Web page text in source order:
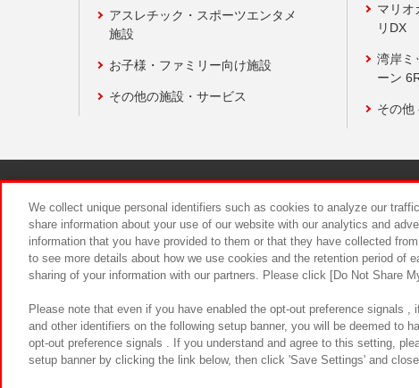
アスレチック・スポーツエンタメ
施設
お子様・ファミリー向け施設
その他の施設・サービス
マリオ
リDX
湾岸ミ
ーン
その他
食品のご提供
We collect unique personal identifiers such as cookies to analyze our
share information about your use of our website with our analytics and
information that you have provided to them or that they have collected
to see more details about how we use cookies and the retention period of
sharing of your information with our partners. Please click [Do Not Share
Please note that even if you have enabled the opt-out preference signals
and other identifiers on the following setup banner, you will be deemed to
opt-out preference signals . If you understand and agree to this setting,
setup banner by clicking the link below, then click 'Save Settings' and